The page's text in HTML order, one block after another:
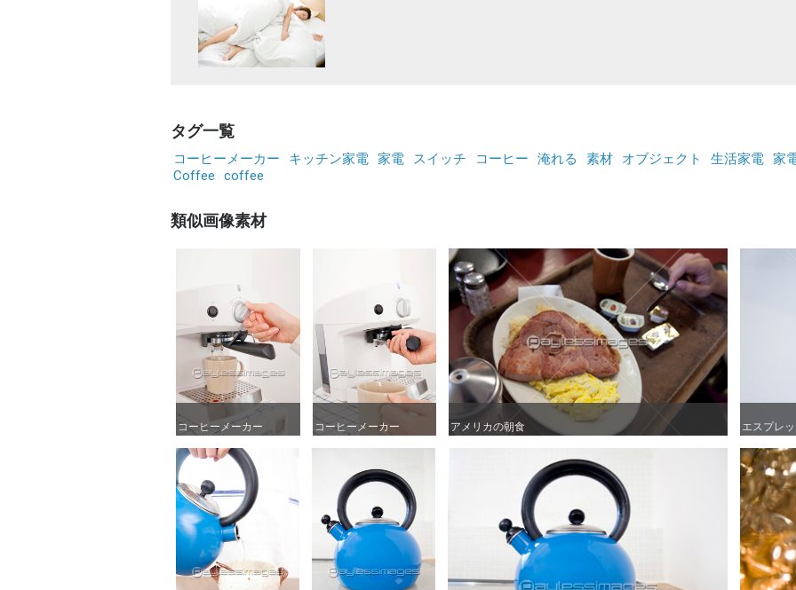
タグ一覧
コーヒーメーカー キッチン家電 家電 スイッチ コーヒー 淹れる 素材 オブジェクト 生活家電 家
Coffee
coffee
類似画像素材
コーヒーメーカー
コーヒーメーカー コーヒーメーカー
コーヒーメーカー アメリカの朝食
アメリカの朝食 エスプレ
エスプレ